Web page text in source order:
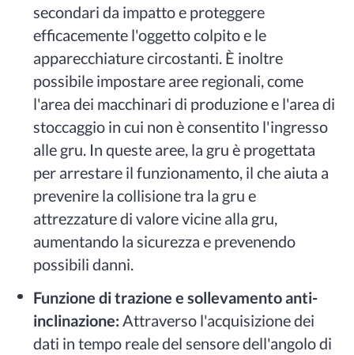
secondari da impatto e proteggere
efficacemente l'oggetto colpito e le
apparecchiature circostanti. È inoltre
possibile impostare aree regionali, come
l'area dei macchinari di produzione e l'area di
stoccaggio in cui non è consentito l'ingresso
alle gru. In queste aree, la gru è progettata
per arrestare il funzionamento, il che aiuta a
prevenire la collisione tra la gru e
attrezzature di valore vicine alla gru,
aumentando la sicurezza e prevenendo
possibili danni.
Funzione di trazione e sollevamento anti-
inclinazione: Attraverso l'acquisizione dei
dati in tempo reale del sensore dell'angolo di